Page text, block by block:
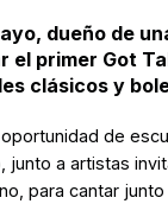
dueño de
el primer Got
clásicos y
de
junto a artistas
para cantar junto